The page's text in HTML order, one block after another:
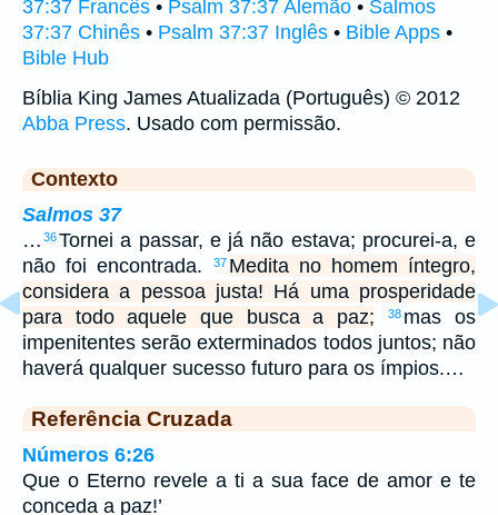
37:37 Francês • Psalm 37:37 Alemão • Salmos
37:37 Chinês • Psalm 37:37 Inglês • Bible Apps •
Bible Hub
Bíblia King James Atualizada (Português) © 2012
Abba Press. Usado com permissão.
Contexto
Salmos 37
… 36Tornei a passar, e já não estava; procurei-a, e
não foi encontrada.
37 Medita no homem íntegro,
considera a pessoa justa! Há uma prosperidade
para todo aquele que busca a paz;
38 mas os
impenitentes serão exterminados todos juntos; não
haverá qualquer sucesso futuro para os ímpios.…
Referência Cruzada
Números 6:26
Que o Eterno revele a ti a sua face de amor e te
conceda a paz!’